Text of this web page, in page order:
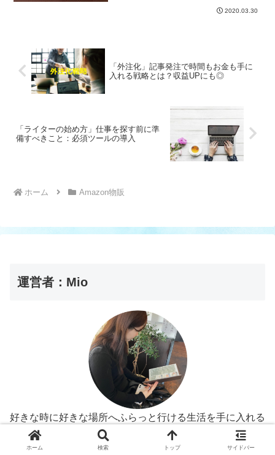
ンスの場合は特に、会社員と違って稼げ
2020.03.30
「外注化」記事発注で時間もお金も手に
入れる戦略とは？収益UPにも◎
「ライターの始め方」仕事を探す前に準
備すべきこと：必須ツールの導入
ホーム Amazon物販
運営者：Mio
好きな時に好きな場所へふらっと行ける生活を手に入れる
ためPC1台で起業。
海外旅行が大好きで30ヵ国は訪れました！
ホーム 検索 トップ サイドバー